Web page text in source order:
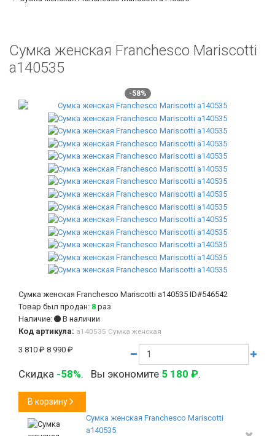
Сумка женская Franchesco Mariscotti
а140535
-58%
Сумка женская Franchesco Mariscotti а140535 ID#546542
Товар был продан: 8 раз
Наличие:
В наличии
Код артикула: а140535 Сумка женская
3 810 ₽ 8 990 ₽
Скидка -58%. Вы экономите 5 180 ₽.
В корзину
Сумка женская Franchesco Mariscotti
а140535